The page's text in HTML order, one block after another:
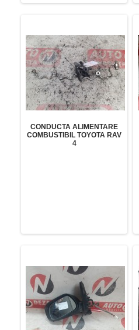
CONDUCTA ALIMENTARE
COMBUSTIBIL TOYOTA RAV
4